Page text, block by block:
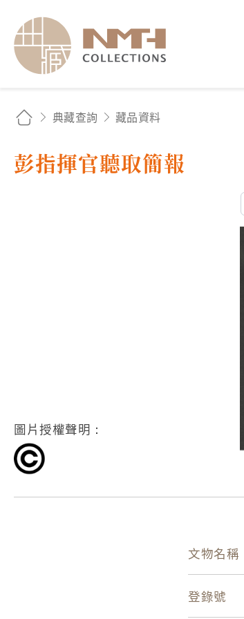
典藏查詢 藏品資料
彭指揮官聽取簡報
圖片授權聲明：
文物名稱
登錄號